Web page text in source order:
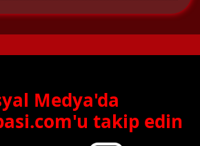
Medya'da
takip edin